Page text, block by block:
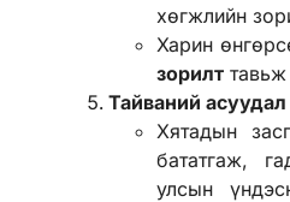
хөгжлийн
Харин
зорилт
Тайваний
Хятадын
бататгаж,
улсын